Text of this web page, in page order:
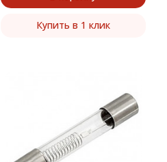
Купить в 1 клик